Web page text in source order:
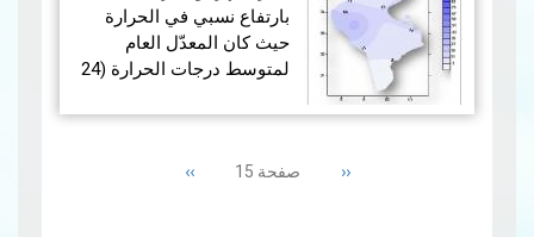
بارتفاع نسبي في الحرارة
حيث كان المعدّل العام
لمتوسط درجات الحرارة (24
المرجعي (1981- 2010) بقليل
Previous
‹‹ صفحة 15 Next
››